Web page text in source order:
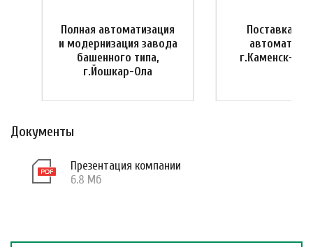
Полная автоматизация
и модернизация завода
башенного типа,
г.Йошкар-Ола
Поставка
г.Каменск-
Документы
Презентация компании
6.8 Мб